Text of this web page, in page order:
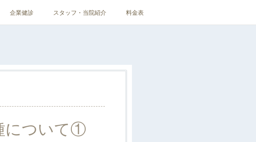
企業健診 スタッフ・当院紹介 料金表
について①